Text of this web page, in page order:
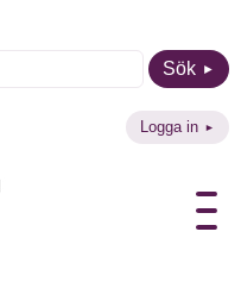
Sök
Logga in